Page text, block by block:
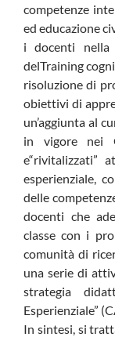
competenze
ed educazione
i docenti nella
delTraining
risoluzione di
obiettivi di
un’aggiunta al
in vigore nei
e“rivitalizzati”
esperienziale,
delle
docenti che
classe con i
comunità di
una serie di
strategia
Esperienziale”
In sintesi, si